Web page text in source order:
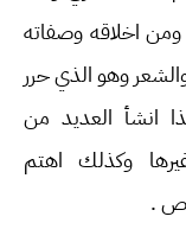
اخلاقه وصفاته
وهو الذي حرر
انشأ العديد من
وكذلك اهتم
.